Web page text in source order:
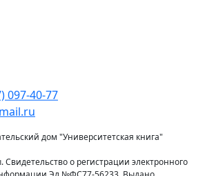
097-40-77
дом "Университетская книга"
о регистрации электронного